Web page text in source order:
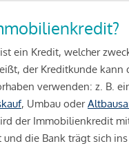
ein Kredit, welcher
der Kreditkunde kann
verwenden: z. B.
, Umbau oder
der Immobilienkredit
und die Bank trägt sich ins